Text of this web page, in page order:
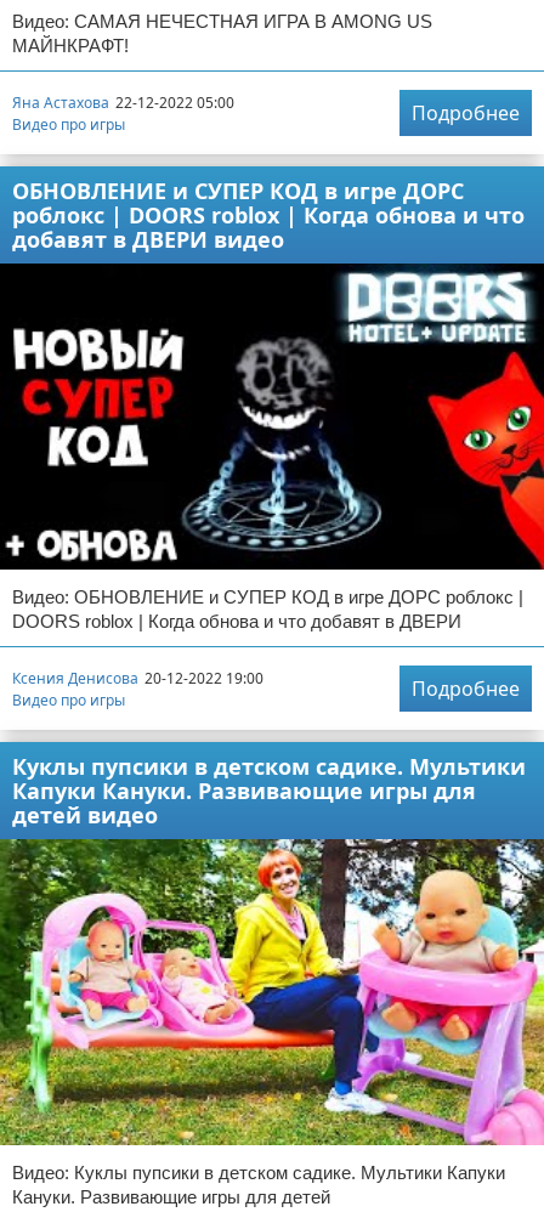
Видео: САМАЯ НЕЧЕСТНАЯ ИГРА В AMONG US
МАЙНКРАФТ!
Яна Астахова 22-12-2022 05:00
Видео про игры
Подробнее
ОБНОВЛЕНИЕ и СУПЕР КОД в игре ДОРС
роблокс | DOORS roblox | Когда обнова и что
добавят в ДВЕРИ видео
Видео: ОБНОВЛЕНИЕ и СУПЕР КОД в игре ДОРС роблокс |
DOORS roblox | Когда обнова и что добавят в ДВЕРИ
Ксения Денисова 20-12-2022 19:00
Видео про игры
Подробнее
Куклы пупсики в детском садике. Мультики
Капуки Кануки. Развивающие игры для
детей видео
Видео: Куклы пупсики в детском садике. Мультики Капуки
Кануки. Развивающие игры для детей